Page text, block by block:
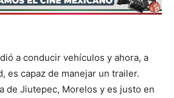
a conducir vehículos y ahora, a
es capaz de manejar un trailer.
de Jiutepec, Morelos y es justo en